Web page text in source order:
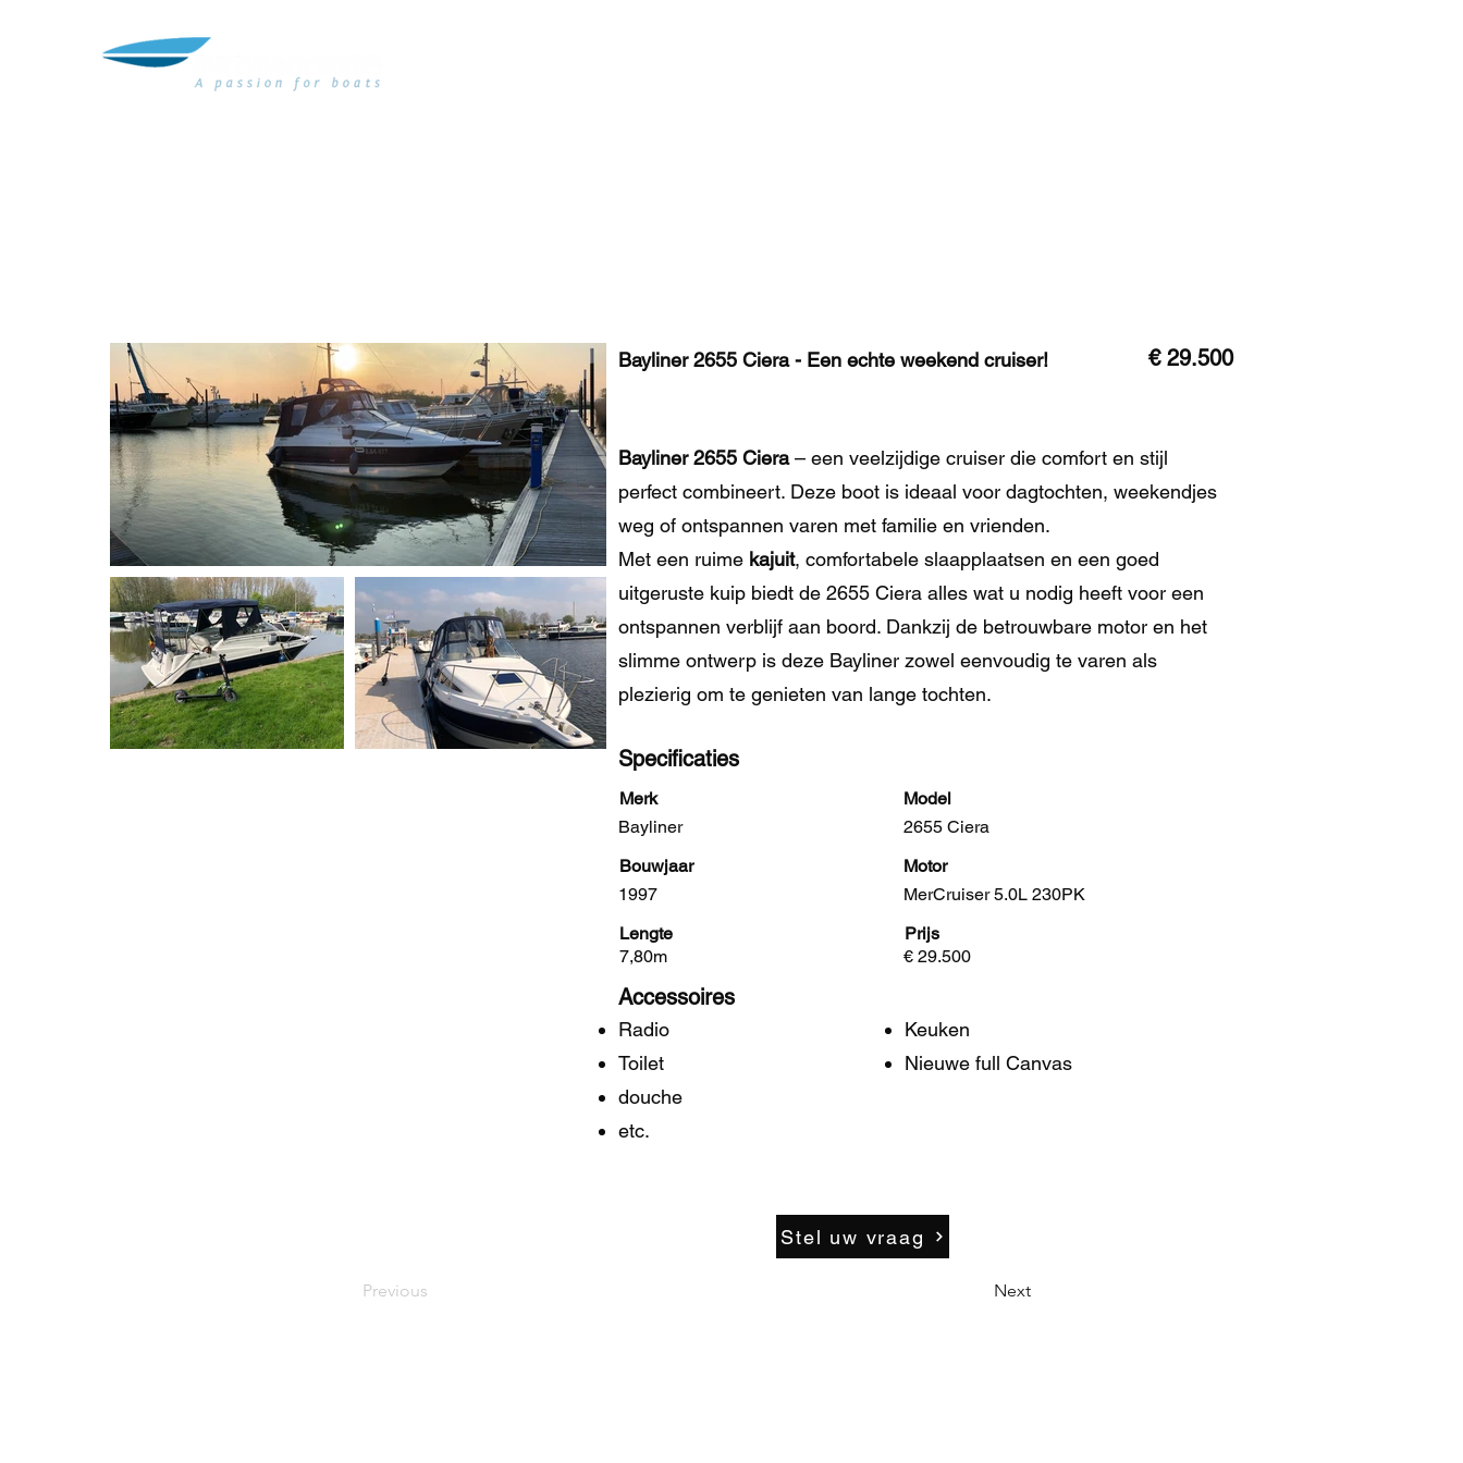
Bayliner 2655 Ciera - Een echte weekend cruiser! € 29.500
Bayliner 2655 Ciera– een veelzijdige cruiser die comfort en stijl
perfect combineert. Deze boot is ideaal voor dagtochten, weekendjes
weg of ontspannen varen met familie en vrienden.
Met een ruime kajuit, comfortabele slaapplaatsen en een goed
uitgeruste kuip biedt de 2655 Ciera alles wat u nodig heeft voor een
ontspannen verblijf aan boord. Dankzij de betrouwbare motor en het
slimme ontwerp is deze Bayliner zowel eenvoudig te varen als
plezierig om te genieten van lange tochten.
Specificaties
Merk
Model
Bayliner
2655 Ciera
Bouwjaar
Motor
1997
MerCruiser 5.0L 230PK
Lengte
Prijs
€ 29.500
7,80m
Accessoires
Radio
Toilet
douche
etc.
Keuken
Nieuwe full Canvas
Stel uw vraag
Previous Next